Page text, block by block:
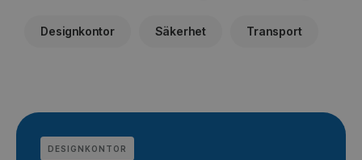
Designkontor Säkerhet Transport
DESIGNKONTOR